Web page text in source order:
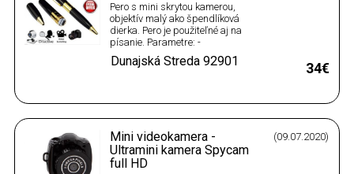
Pero s mini skrytou kamerou,
objektív malý ako špendlíková
dierka. Pero je použiteľné aj na
písanie. Parametre: -
Nahrávanie videa a zvuku -
Fotenie - Video formát AVI
- Pamäťová karta MicroSD do 32
34€
Dunajská Streda 92901
Mini videokamera -
Ultramini kamera Spycam
full HD
(09.07.2020)